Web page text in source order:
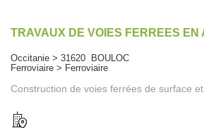
TRAVAUX DE VOIES FERREES EN
Occitanie > 31620 BOULOC
Ferroviaire > Ferroviaire
Construction de voies ferrées de surface